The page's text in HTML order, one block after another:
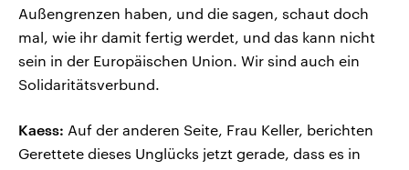
Außengrenzen haben, und die sagen, schaut doch
mal, wie ihr damit fertig werdet, und das kann nicht
sein in der Europäischen Union. Wir sind auch ein
Solidaritätsverbund.
Kaess: Auf der anderen Seite, Frau Keller, berichten
Gerettete dieses Unglücks jetzt gerade, dass es in